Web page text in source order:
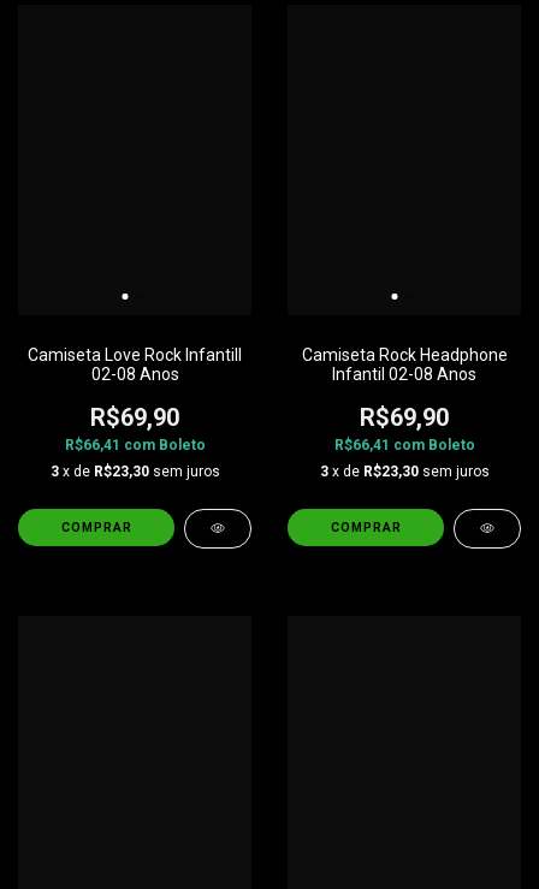
Camiseta Love Rock InfantilI
02-08 Anos
R$69,90
R$66,41 com Boleto
3 x de R$23,30 sem juros
COMPRAR
Camiseta Rock Headphone
Infantil 02-08 Anos
R$69,90
R$66,41 com Boleto
3 x de R$23,30 sem juros
COMPRAR